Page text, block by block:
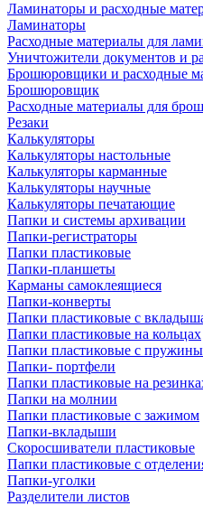
Ламинаторы и расходные
Ламинаторы
Расходные материалы для
Уничтожители документов и
Брошюровщики и расходные
Брошюровщик
Расходные материалы для
Резаки
Калькуляторы
Калькуляторы настольные
Калькуляторы карманные
Калькуляторы научные
Калькуляторы печатающие
Папки и системы архивации
Папки-регистраторы
Папки пластиковые
Папки-планшеты
Карманы самоклеящиеся
Папки-конверты
Папки пластиковые с
Папки пластиковые на кольцах
Папки пластиковые с
Папки- портфели
Папки пластиковые на
Папки на молнии
Папки пластиковые с зажимом
Папки-вкладыши
Скоросшиватели пластиковые
Папки пластиковые с
Папки-уголки
Разделители листов